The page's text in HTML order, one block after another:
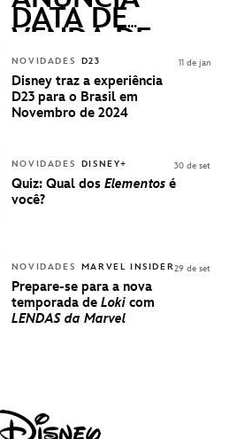
DATA DE
VENDA DE
INGRESSOS
PARA A D23
BRASIL -
UMA
DISNEY
NOVIDADES D23
Disney traz a experiência
D23 para o Brasil em
Novembro de 2024
11 de jan
NOVIDADES DISNEY+
Quiz: Qual dos Elementos é
você?
30 de set
NOVIDADES MARVEL INSIDER
Prepare-se para a nova
temporada de Loki com
LENDAS da Marvel
29 de set